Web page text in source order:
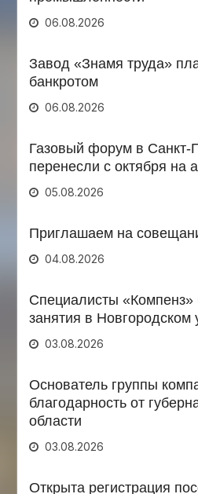
06.08.2026
Завод «Знамя труда»
банкротом
06.08.2026
Газовый форум в Санкт-
перенесли с октября на
05.08.2026
Приглашаем на
04.08.2026
Специалисты «Компенз»
занятия в Новгородском
03.08.2026
Основатель группы
благодарность от
области
03.08.2026
Открыта регистрация